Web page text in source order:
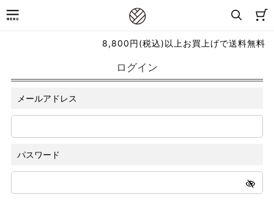
8,800円(税込)以上お買上げで送料無料
ログイン
メールアドレス
パスワード